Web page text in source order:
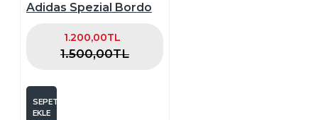
Adidas Spezial Bordo
1.200,00TL
1.500,00TL
SEPETE
EKLE